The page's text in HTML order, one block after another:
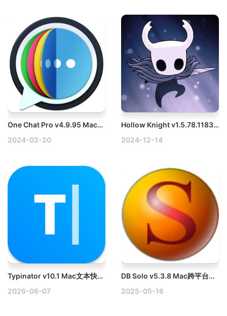
One Chat Pro v4.9.95 Mac多合一聊天工具
2024-02-20
Hollow Knight v1.5.78.11833.50885 Mac空洞骑士破解版
2024-12-14
Typinator v10.1 Mac文本快捷输入工具
2026-06-07
DB Solo v5.3.8 Mac跨平台数据库开发和管理工具
2025-05-16